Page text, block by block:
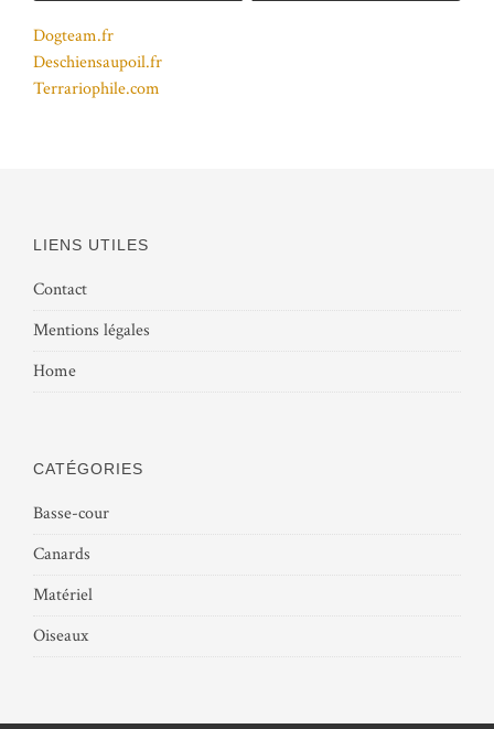
Dogteam.fr
Deschiensaupoil.fr
Terrariophile.com
LIENS UTILES
Contact
Mentions légales
Home
CATÉGORIES
Basse-cour
Canards
Matériel
Oiseaux